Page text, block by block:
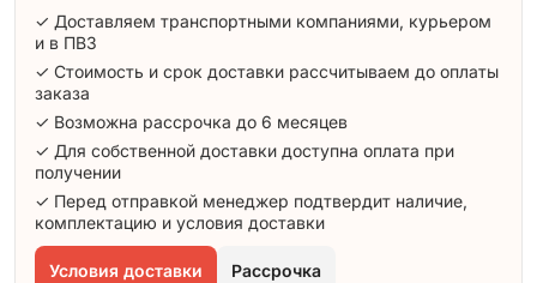
✓ Доставляем транспортными компаниями, курьером
и в ПВЗ
✓ Стоимость и срок доставки рассчитываем до оплаты
заказа
✓ Возможна рассрочка до 6 месяцев
✓ Для собственной доставки доступна оплата при
получении
✓ Перед отправкой менеджер подтвердит наличие,
комплектацию и условия доставки
Условия доставки Рассрочка